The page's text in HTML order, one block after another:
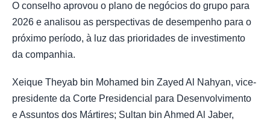
O conselho aprovou o plano de negócios do grupo para
2026 e analisou as perspectivas de desempenho para o
próximo período, à luz das prioridades de investimento
da companhia.
Xeique Theyab bin Mohamed bin Zayed Al Nahyan, vice-
presidente da Corte Presidencial para Desenvolvimento
e Assuntos dos Mártires; Sultan bin Ahmed Al Jaber,